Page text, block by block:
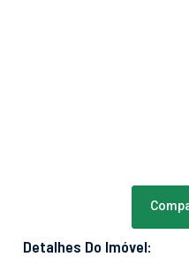
Detalhes Do Imóvel: